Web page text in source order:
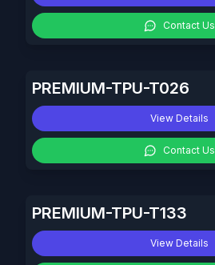
Contact Us
PREMIUM-TPU-T026
View Details
Contact Us
PREMIUM-TPU-T133
View Details